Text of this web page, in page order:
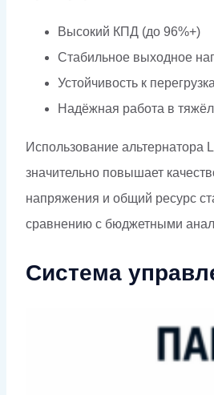
Высокий КПД (до 96%+)
Стабильное выходное
Устойчивость к
Надёжная работа в
Использование альтернатора
значительно повышает
напряжения и общий ресурс
сравнению с бюджетными
Система